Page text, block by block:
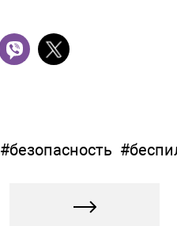
#безопасность